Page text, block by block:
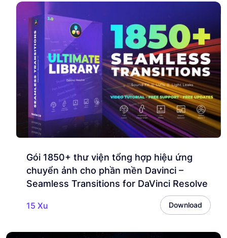
Gói 1850+ thư viện tổng hợp hiệu ứng
chuyển ảnh cho phần mền Davinci –
Seamless Transitions for DaVinci Resolve
15 Xu Download